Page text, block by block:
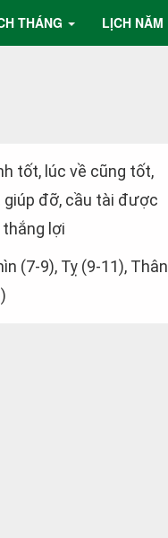
THÁNG LỊCH NĂM
tốt, lúc về cũng tốt,
đỡ, cầu tài được
lợi
(7-9), Tỵ (9-11), Thân